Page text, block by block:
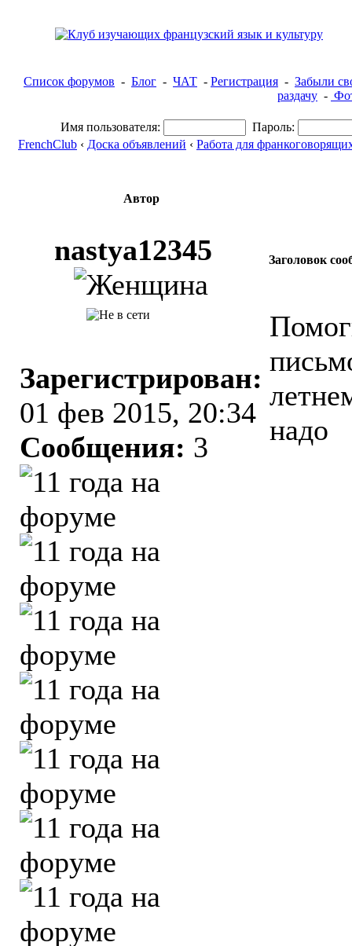
Список форумов - Блог - ЧАТ - Регистрация - Забыли
раздачу -
Имя пользователя:
Пароль:
FrenchClub ‹ Доска объявлений ‹ Работа для
Автор
nastya12345 Заголовок
Зарегистрирован:
01 фев 2015, 20:34
Сообщения: 3
надо